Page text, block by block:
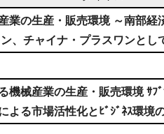
業の生産・販売環境 ～南部
、チャイナ・プラスワンとし
機械産業の生産・販売環境 ｻﾌ
る市場活性化とﾋﾞｼﾞﾈｽ環境